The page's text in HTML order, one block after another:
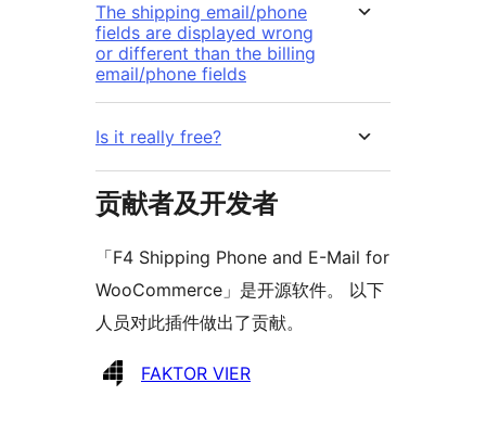
The shipping email/phone
fields are displayed wrong
or different than the billing
email/phone fields
Is it really free?
贡献者及开发者
「F4 Shipping Phone and E-Mail for
WooCommerce」是开源软件。 以下
人员对此插件做出了贡献。
贡
FAKTOR VIER